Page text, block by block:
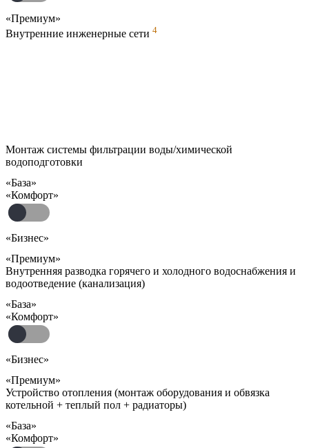
«Премиум»
Внутренние инженерные сети 4
Монтаж системы фильтрации воды/химической
водоподготовки
«База»
«Комфорт»
«Бизнес»
«Премиум»
Внутренняя разводка горячего и холодного водоснабжения и
водоотведение (канализация)
«База»
«Комфорт»
«Бизнес»
«Премиум»
Устройство отопления (монтаж оборудования и обвязка
котельной + теплый пол + радиаторы)
«База»
«Комфорт»